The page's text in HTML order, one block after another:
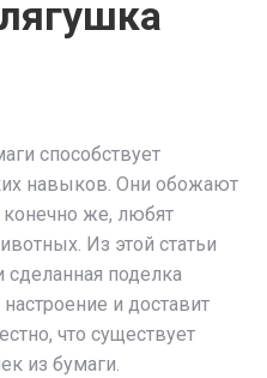
способствует
навыков. Они обожают
конечно же, любят
Из этой статьи
поделка
и доставит
что существует
из бумаги.